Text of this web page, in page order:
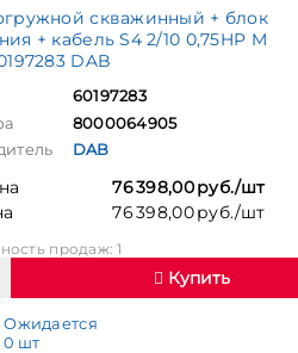
скважинный + блок
+ кабель S4 2/10 0,75HP M
DAB
60197283
8000064905
DAB
76 398,00 руб./шт
76 398,00 руб./шт
продаж: 1
Купить
Ожидается
0 шт